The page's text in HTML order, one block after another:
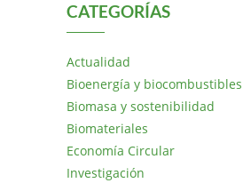
CATEGORÍAS
Actualidad
Bioenergía y biocombustibles
Biomasa y sostenibilidad
Biomateriales
Economía Circular
Investigación